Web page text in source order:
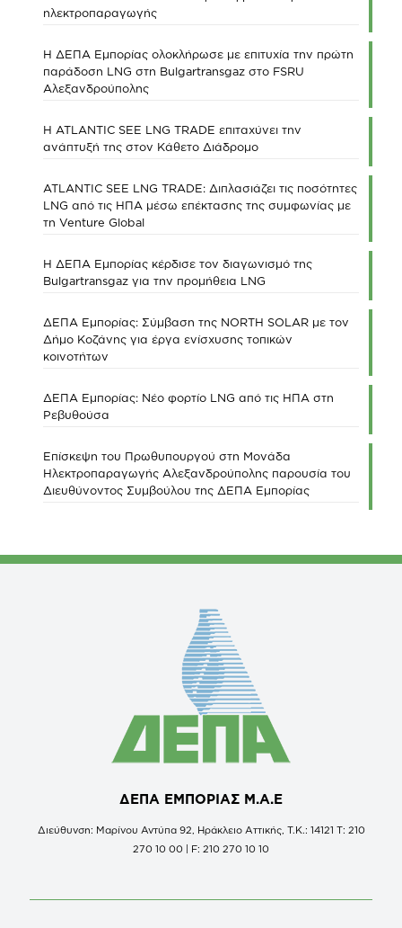
ηλεκτροπαραγωγής
Η ΔΕΠΑ Εμπορίας ολοκλήρωσε με επιτυχία την πρώτη
παράδοση LNG στη Bulgartransgaz στο FSRU
Αλεξανδρούπολης
Η ATLANTIC SEE LNG TRADE επιταχύνει την
ανάπτυξή της στον Κάθετο Διάδρομο
ATLANTIC SEE LNG TRADE: Διπλασιάζει τις ποσότητες
LNG από τις ΗΠΑ μέσω επέκτασης της συμφωνίας με
τη Venture Global
Η ΔΕΠΑ Εμπορίας κέρδισε τον διαγωνισμό της
Bulgartransgaz για την προμήθεια LNG
ΔΕΠΑ Εμπορίας: Σύμβαση της NORTH SOLAR με τον
Δήμο Κοζάνης για έργα ενίσχυσης τοπικών
κοινοτήτων
ΔΕΠΑ Εμπορίας: Νέο φορτίο LNG από τις ΗΠΑ στη
Ρεβυθούσα
Επίσκεψη του Πρωθυπουργού στη Μονάδα
Ηλεκτροπαραγωγής Αλεξανδρούπολης παρουσία του
Διευθύνοντος Συμβούλου της ΔΕΠΑ Εμπορίας
ΔΕΠΑ ΕΜΠΟΡΙΑΣ Μ.Α.Ε
Διεύθυνση: Μαρίνου Αντύπα 92, Ηράκλειο Αττικής, Τ.Κ.: 14121 Τ: 210
270 10 00 | F: 210 270 10 10